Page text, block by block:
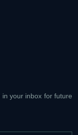
in your inbox for future